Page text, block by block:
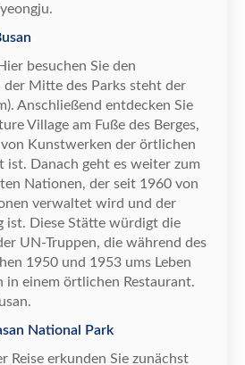
besuchen Sie den
der Mitte des Parks steht der
Anschließend entdecken Sie
Village am Fuße des Berges,
Kunstwerken der örtlichen
ist. Danach geht es weiter zum
Nationen, der seit 1960 von
verwaltet wird und der
ist. Diese Stätte würdigt die
UN-Truppen, die während des
1950 und 1953 ums Leben
in einem örtlichen Restaurant.
National Park
Reise erkunden Sie zunächst